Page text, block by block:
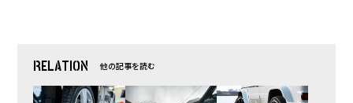
RELATION 他の記事を読む